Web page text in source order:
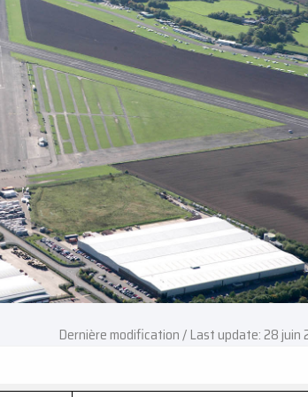
Dernière modification / Last update: 28 juin